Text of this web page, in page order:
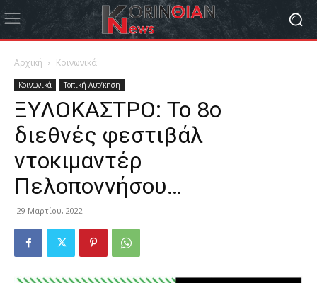
Αρχική Κοινωνικά
Κοινωνικά Τοπική Αυτ/κηση
ΞΥΛΟΚΑΣΤΡΟ: Το 8ο
διεθνές φεστιβάλ
ντοκιμαντέρ
Πελοποννήσου…
29 Μαρτίου, 2022